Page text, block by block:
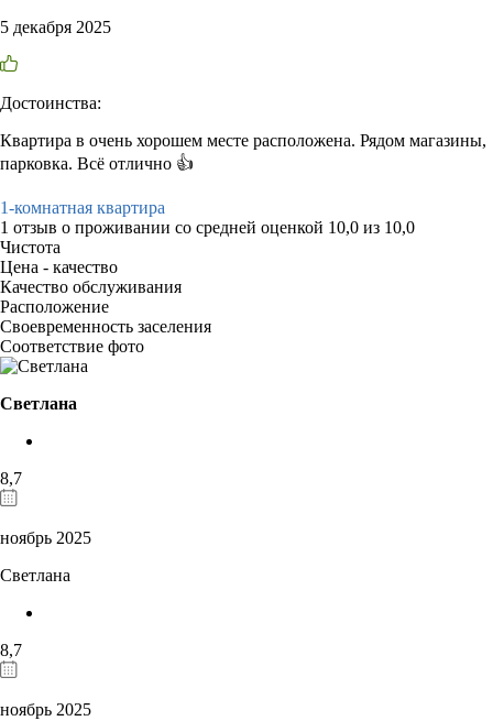
5 декабря 2025
Достоинства:
Квартира в очень хорошем месте расположена. Рядом магазины,
парковка. Всё отлично 👍
1-комнатная квартира
1 отзыв о проживании со средней оценкой 10,0 из 10,0
Чистота
Цена - качество
Качество обслуживания
Расположение
Своевременность заселения
Соответствие фото
Светлана
8,7
ноябрь 2025
Светлана
8,7
ноябрь 2025